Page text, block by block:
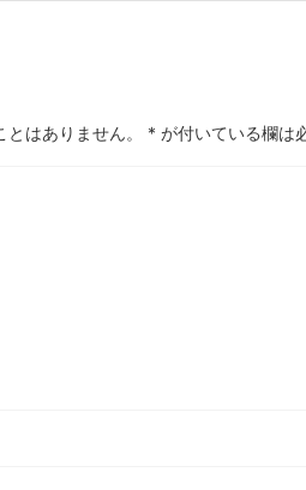
はありません。 * が付いている欄は